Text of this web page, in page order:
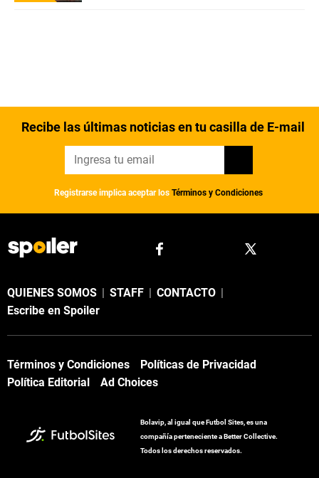
Recibe las últimas noticias en tu casilla de E-mail
Registrarse implica aceptar los Términos y Condiciones
QUIENES SOMOS | STAFF | CONTACTO |
Escribe en Spoiler
Términos y Condiciones
Políticas de Privacidad
Política Editorial
Ad Choices
Bolavip, al igual que Futbol Sites, es una
compañía perteneciente a Better Collective.
Todos los derechos reservados.